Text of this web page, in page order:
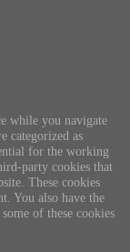
while you navigate
categorized as
for the working
party cookies that
These cookies
You also have the
of these cookies